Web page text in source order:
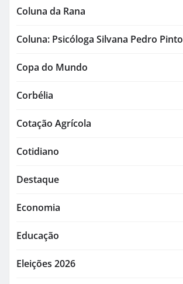
Coluna da Rana
Coluna: Psicóloga Silvana Pedro Pinto
Copa do Mundo
Corbélia
Cotação Agrícola
Cotidiano
Destaque
Economia
Educação
Eleições 2026